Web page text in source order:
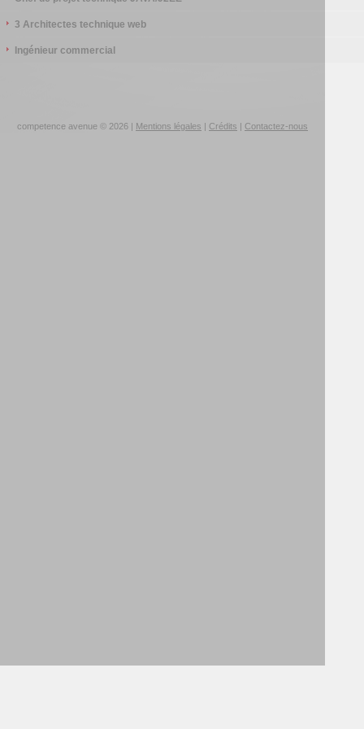
3 Architectes technique web
Ingénieur commercial
competence avenue © 2026 | Mentions légales Crédits Contactez-nous